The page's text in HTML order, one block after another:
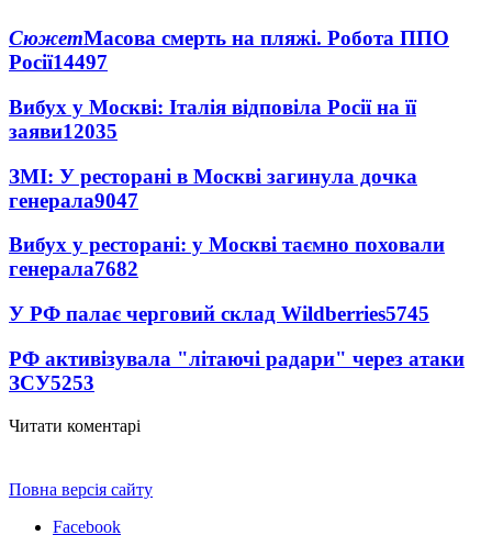
СюжетМасова смерть на пляжі. Робота ППО
Росії14497
Вибух у Москві: Італія відповіла Росії на її
заяви12035
ЗМІ: У ресторані в Москві загинула дочка
генерала9047
Вибух у ресторані: у Москві таємно поховали
генерала7682
У РФ палає черговий склад Wildberries5745
РФ активізувала "літаючі радари" через атаки
ЗСУ5253
Читати коментарі
Повна версія сайту
Facebook